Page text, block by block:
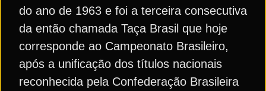
do ano de 1963 e foi a terceira consecutiva
da então chamada Taça Brasil que hoje
corresponde ao Campeonato Brasileiro,
após a unificação dos títulos nacionais
reconhecida pela Confederação Brasileira